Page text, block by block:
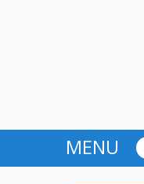
MENU